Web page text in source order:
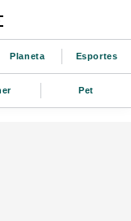
Planeta Esportes
Pet